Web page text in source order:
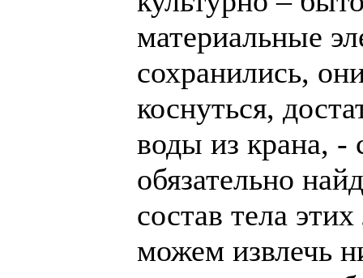
материальные
сохранились,
коснуться,
воды из крана, -
обязательно
состав тела
можем извлечь